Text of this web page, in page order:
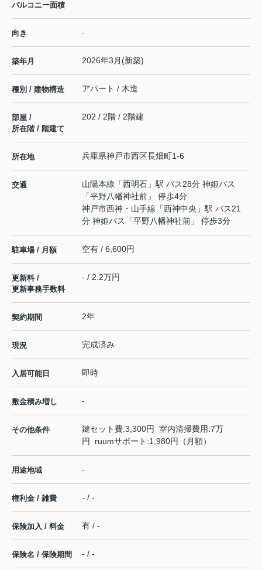
バルコニー面積
向き -
築年月 2026年3月(新築)
種別 / 建物構造 アパート / 木造
部屋 /
所在階 / 階建て
202 / 2階 / 2階建
所在地 兵庫県神戸市西区長畑町1‐6
交通 山陽本線 「西明石 」駅 バス28分 神姫バス
「平野八幡神社前」 停歩4分
神戸市西神・山手線 「西神中央 」駅 バス21
分 神姫バス「平野八幡神社前」 停歩3分
駐車場 / 月額 空有 / 6,600円
更新料 /
更新事務手数料
- / 2.2万円
契約期間 2年
現況 完成済み
入居可能日 即時
敷金積み増し -
その他条件
鍵セット費:3,300円 室内清掃費用:7万
円 ruumサポート:1,980円（月額）
用途地域 -
権利金 / 雑費 - / -
保険加入 / 料金 有 / -
保険名 / 保険期間 - / -